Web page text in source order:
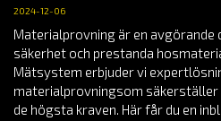
2024-12-06
Materialprovning är en avgörande
säkerhet och prestanda
Mätsystem erbjuder vi
materialprovningsom
de högsta kraven. Här får du en